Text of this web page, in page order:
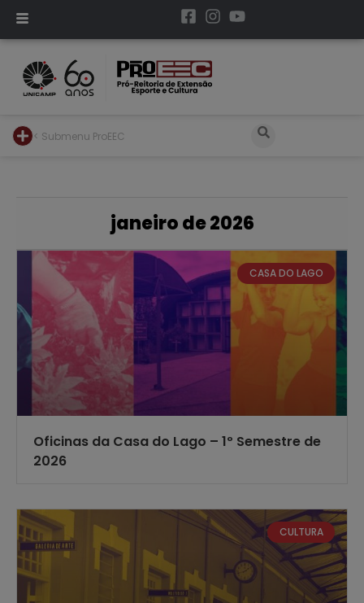
< Submenu ProEEC
janeiro de 2026
CASA DO LAGO
Oficinas da Casa do Lago – 1º Semestre de
2026
CULTURA